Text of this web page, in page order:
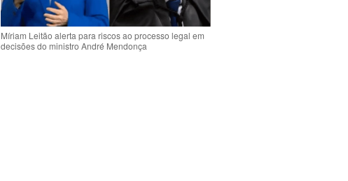
Míriam Leitão alerta para riscos ao processo legal em
decisões do ministro André Mendonça